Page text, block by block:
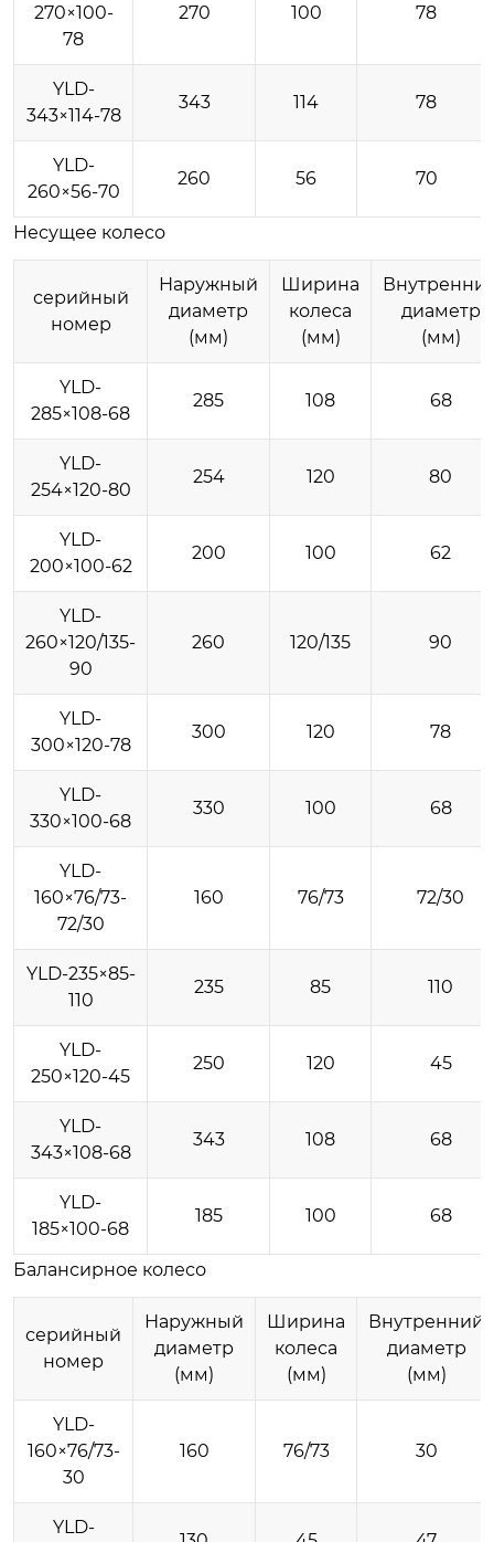
270×100-
78
270 100 78
YLD-
343×114-78
343 114 78
YLD-
260×56-70
260 56 70
Несущее колесо
серийный
номер
Наружный
диаметр
(мм)
Ширина
колеса
(мм)
диаметр
(мм)
YLD-
285×108-68
285 108 68
YLD-
254×120-80
254 120 80
YLD-
200×100-62
200 100 62
YLD-
260×120/135-
90
260 120/135 90
YLD-
300×120-78
300 120 78
YLD-
330×100-68
330 100 68
YLD-
160×76/73-
72/30
160 76/73 72/30
YLD-235×85-
110
235 85 110
YLD-
250×120-45
250 120 45
YLD-
343×108-68
343 108 68
YLD-
185×100-68
185 100 68
Балансирное колесо
серийный
номер
Наружный
диаметр
(мм)
Ширина
колеса
(мм)
Внутренний
диаметр
(мм)
YLD-
160×76/73-
30
160 76/73 30
YLD-